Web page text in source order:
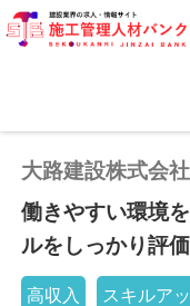
大路建設株式会
働きやすい環境
ルをしっかり評
高収入 スキルア